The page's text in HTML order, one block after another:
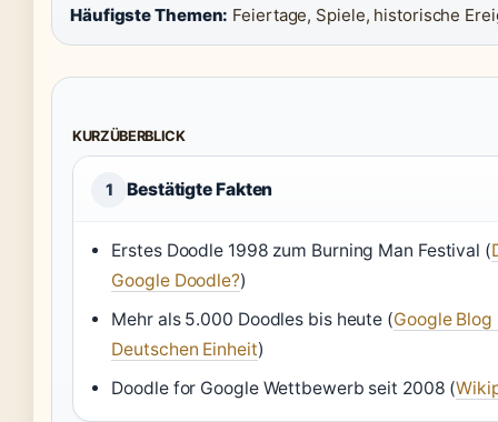
Häufigste Themen: Feiertage, Spiele, historische
KURZÜBERBLICK
1 Bestätigte Fakten
Erstes Doodle 1998 zum Burning Man Festival (
Google Doodle?)
Mehr als 5.000 Doodles bis heute (Google
Deutschen Einheit)
Doodle for Google Wettbewerb seit 2008 (